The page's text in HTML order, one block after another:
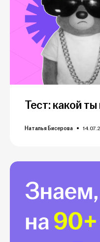
Тест: какой
Наталья Бисерова